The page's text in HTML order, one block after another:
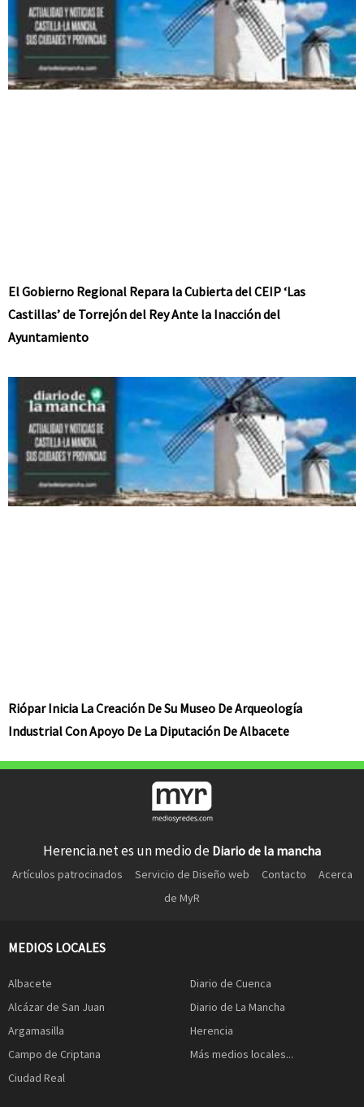
El Gobierno Regional Repara la Cubierta del CEIP ‘Las
Castillas’ de Torrejón del Rey Ante la Inacción del
Ayuntamiento
Riópar Inicia La Creación De Su Museo De Arqueología
Industrial Con Apoyo De La Diputación De Albacete
Herencia.net es un medio de Diario de la mancha
Artículos patrocinados Servicio de Diseño web Contacto
Acerca
de MyR
MEDIOS LOCALES
Albacete
Alcázar de San Juan
Argamasilla
Campo de Criptana
Ciudad Real
Diario de Cuenca
Diario de La Mancha
Herencia
Más medios locales...